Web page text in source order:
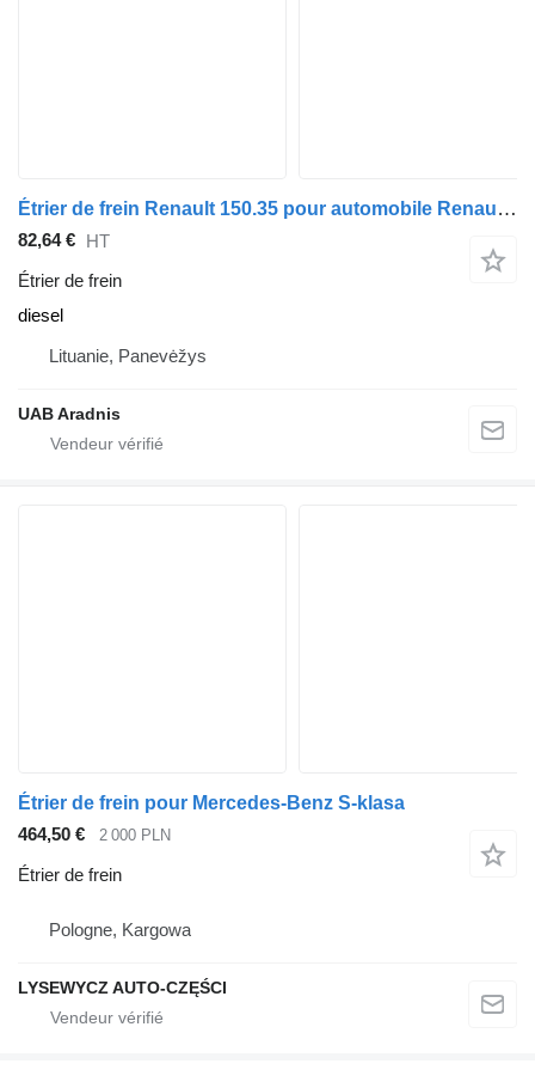
Étrier de frein Renault 150.35 pour automobile Renault MASCOTT Flatbed
82,64 € HT
Étrier de frein
diesel
Lituanie, Panevėžys
UAB Aradnis
Étrier de frein pour Mercedes-Benz S-klasa
464,50 €
2 000 PLN
Étrier de frein
Pologne, Kargowa
LYSEWYCZ AUTO-CZĘŚCI